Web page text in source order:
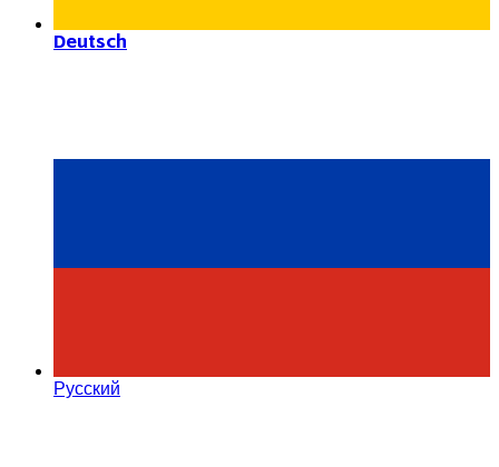
Deutsch
Русский